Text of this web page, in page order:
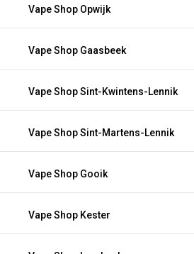
Vape Shop Opwijk
Vape Shop Gaasbeek
Vape Shop Sint-Kwintens-Lennik
Vape Shop Sint-Martens-Lennik
Vape Shop Gooik
Vape Shop Kester